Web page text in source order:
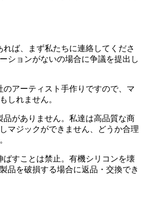
れば、まず私たちに連絡してくださ
ションがないの場合に争議を提出し
のアーティスト手作りですので、マ
しれません。
品がありません。私達は高品質な商
マジックができません、どうか合理
ばすことは禁止。有機シリコンを壊
品を破損する場合に返品・交換でき